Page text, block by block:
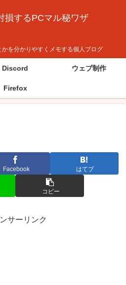
損するPCマル秘ワザ
を分かりやすくメモする個人ブログ
Discord ウェブ制作
Firefox
Facebook はてブ
コピー
サーリンク